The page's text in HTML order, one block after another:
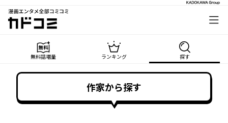
漫画エンタメ全部コミコミ
カドコミ
無料話増量 ランキング 探す
作家から探す